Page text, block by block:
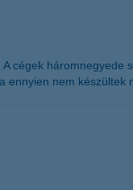
cégek háromnegyede
nem készültek